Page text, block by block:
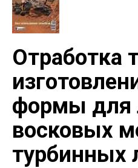
Отработка
формы для
восковых
турбинных